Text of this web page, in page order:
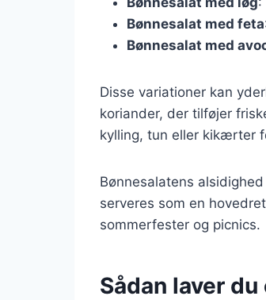
Bønnesalat med feta
Bønnesalat med
Disse variationer kan
koriander, der tilføjer
kylling, tun eller kikærter
Bønnesalatens
serveres som en
sommerfester og picnics.
Sådan laver